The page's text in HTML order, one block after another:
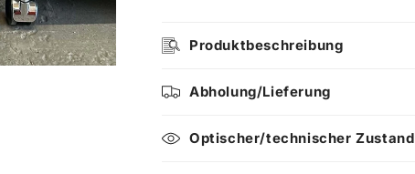
Produktbeschreibung
Abholung/Lieferung
Optischer/technischer Zustand